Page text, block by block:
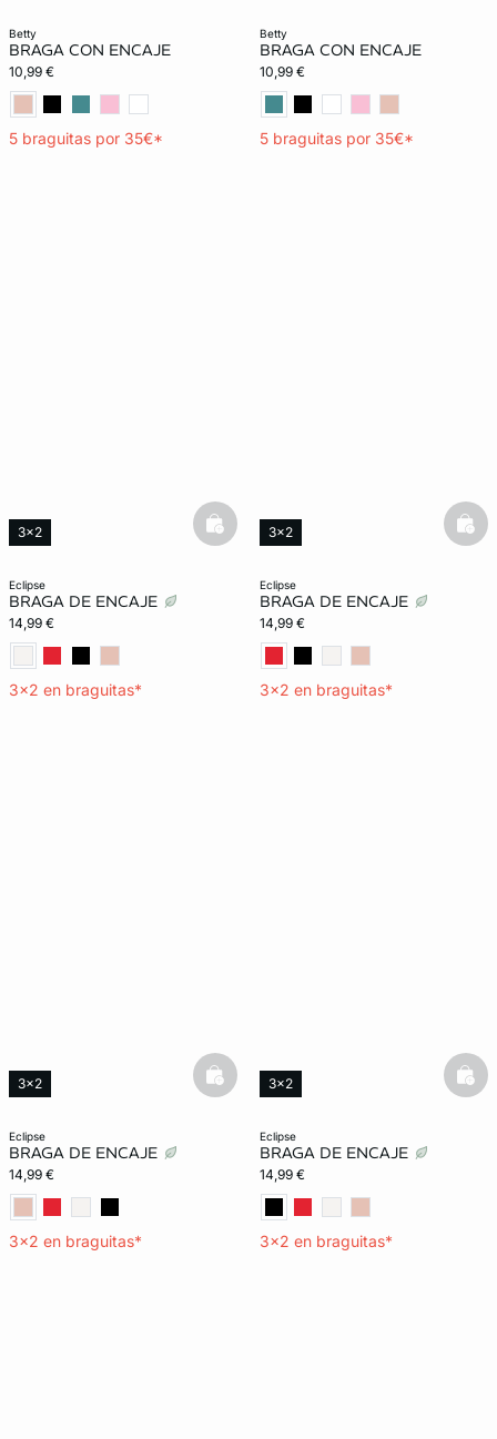
betty
BRAGA CON ENCAJE
10,99 €
5 braguitas por 35€*
betty
BRAGA CON ENCAJE
10,99 €
5 braguitas por 35€*
eclipse
BRAGA DE ENCAJE
14,99 €
3x2 en braguitas*
3x2 basketfull
eclipse
BRAGA DE ENCAJE
14,99 €
3x2 en braguitas*
3x2
eclipse
BRAGA DE ENCAJE
14,99 €
3x2 en braguitas*
3x2 basketfull
eclipse
BRAGA DE ENCAJE
14,99 €
3x2 en braguitas*
3x2